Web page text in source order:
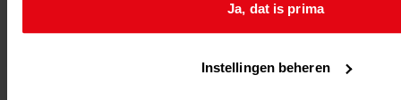
Ja, dat is prima
Instellingen beheren